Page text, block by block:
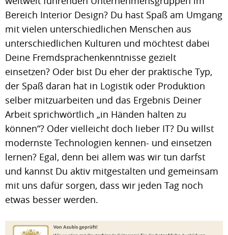
Bereich Interior Design? Du hast Spaß am Umgang
mit vielen unterschiedlichen Menschen aus
unterschiedlichen Kulturen und möchtest dabei
Deine Fremdsprachenkenntnisse gezielt
einsetzen? Oder bist Du eher der praktische Typ,
der Spaß daran hat in Logistik oder Produktion
selber mitzuarbeiten und das Ergebnis Deiner
Arbeit sprichwörtlich „in Händen halten zu
können“? Oder vielleicht doch lieber IT? Du willst
modernste Technologien kennen- und einsetzen
lernen? Egal, denn bei allem was wir tun darfst
und kannst Du aktiv mitgestalten und gemeinsam
mit uns dafür sorgen, dass wir jeden Tag noch
etwas besser werden.